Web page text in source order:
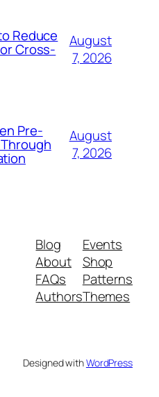
Reduce
Cross-
August
7, 2026
Pre-
August
7, 2026
Blog
About
FAQs
Authors
Events
Shop
Patterns
Themes
Designed withWordPress